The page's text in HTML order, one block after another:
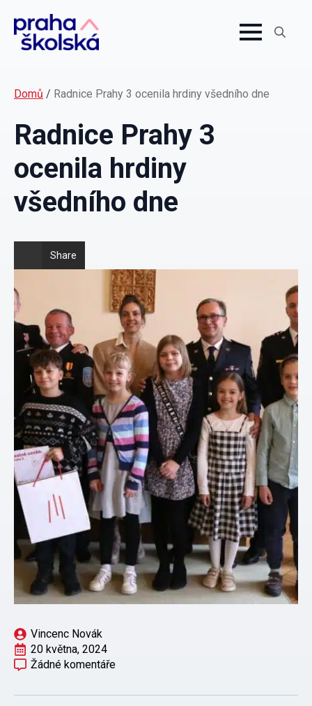
Domů / Radnice Prahy 3 ocenila hrdiny všedního dne
Radnice Prahy 3
ocenila hrdiny
všedního dne
Share
Vincenc Novák
20 května, 2024
Žádné komentáře